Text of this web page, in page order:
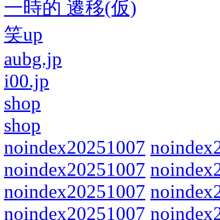
一時的 遷移(仮)
笑up
aubg.jp
i00.jp
shop
shop
noindex20251007
noindex20251007
noindex20251007
noindex20251007